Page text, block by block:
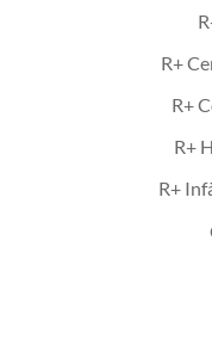
R+
R+
R+
R+